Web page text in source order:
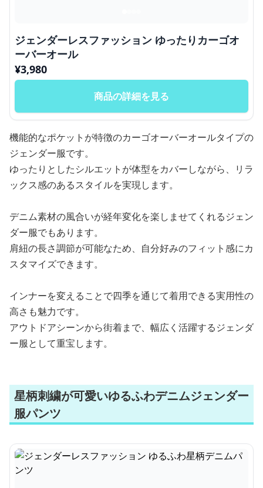
ジェンダーレスファッション ゆったりカーゴオ
ーバーオール
¥3,980
商品の詳細を見る
機能的なポケットが特徴のカーゴオーバーオールタイプの
ジェンダー服です。
ゆったりとしたシルエットが体型をカバーしながら、リラ
ックス感のあるスタイルを実現します。
デニム素材の風合いが経年変化を楽しませてくれるジェン
ダー服でもあります。
肩紐の長さ調節が可能なため、自分好みのフィット感にカ
スタマイズできます。
インナーを変えることで四季を通じて着用できる実用性の
高さも魅力です。
アウトドアシーンから街着まで、幅広く活躍するジェンダ
ー服として重宝します。
星柄刺繍が可愛いゆるふわデニムジェンダー
服パンツ